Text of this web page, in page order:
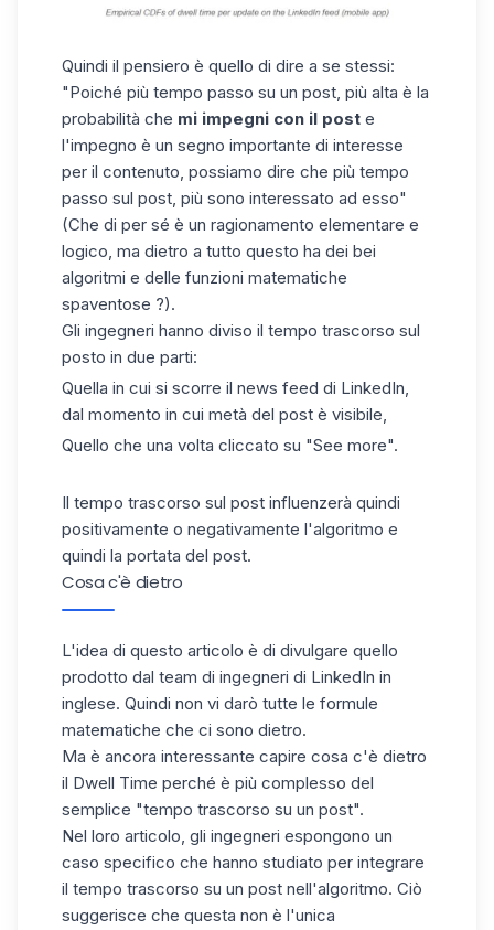
Quindi il pensiero è quello di dire a se stessi:
"Poiché più tempo passo su un post, più alta è la
probabilità che mi impegni con il post e
l'impegno è un segno importante di interesse
per il contenuto, possiamo dire che più tempo
passo sul post, più sono interessato ad esso"
(Che di per sé è un ragionamento elementare e
logico, ma dietro a tutto questo ha dei bei
algoritmi e delle funzioni matematiche
spaventose ?).
Gli ingegneri hanno diviso il tempo trascorso sul
posto in due parti:
Quella in cui si scorre il news feed di LinkedIn,
dal momento in cui metà del post è visibile,
Quello che una volta cliccato su "See more".
Il tempo trascorso sul post influenzerà quindi
positivamente o negativamente l'algoritmo e
quindi la portata del post.
Cosa c'è dietro
L'idea di questo articolo è di divulgare quello
prodotto dal team di ingegneri di LinkedIn in
inglese. Quindi non vi darò tutte le formule
matematiche che ci sono dietro.
Ma è ancora interessante capire cosa c'è dietro
il Dwell Time perché è più complesso del
semplice "tempo trascorso su un post".
Nel loro articolo, gli ingegneri espongono un
caso specifico che hanno studiato per integrare
il tempo trascorso su un post nell'algoritmo. Ciò
suggerisce che questa non è l'unica